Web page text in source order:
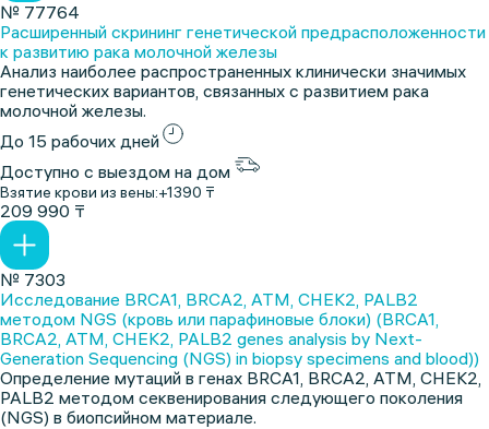
№ 77764
Расширенный скрининг генетической предрасположенности
к развитию рака молочной железы
Анализ наиболее распространенных клинически значимых
генетических вариантов, связанных с развитием рака
молочной железы.
До 15 рабочих дней
Доступно с выездом на дом
Взятие крови из вены:+1390 ₸
209 990 ₸
№ 7303
Исследование BRCA1, BRCA2, ATM, CHEK2, PALB2
методом NGS (кровь или парафиновые блоки) (BRCA1,
BRCA2, ATM, CHEK2, PALB2 genes analysis by Next-
Generation Sequencing (NGS) in biopsy specimens and blood))
Определение мутаций в генах BRCA1, BRCA2, ATM, CHEK2,
PALB2 методом секвенирования следующего поколения
(NGS) в биопсийном материале.